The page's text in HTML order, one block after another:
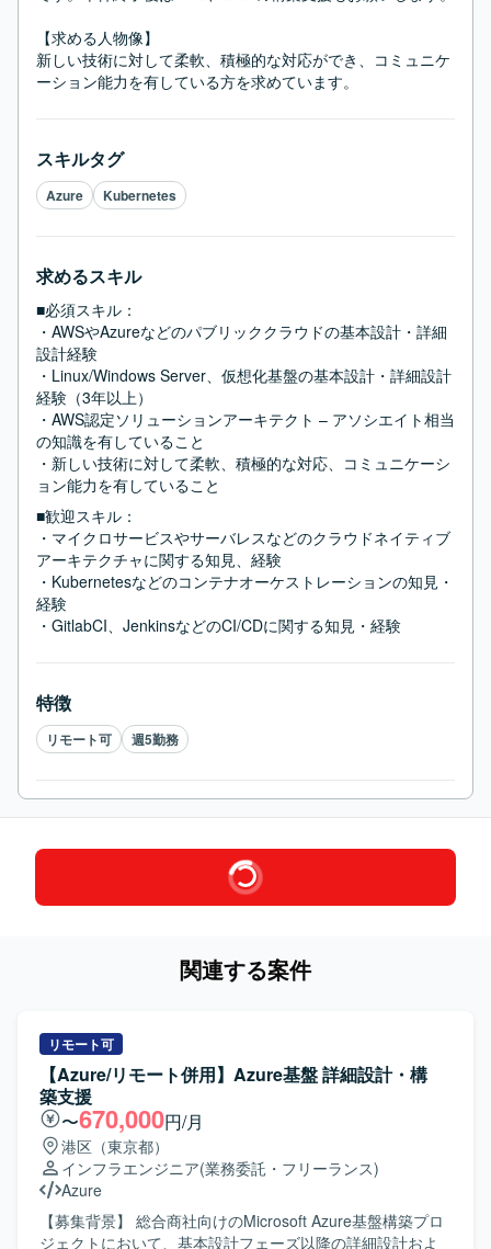
【求める人物像】
新しい技術に対して柔軟、積極的な対応ができ、コミュニケ
ーション能力を有している方を求めています。
スキルタグ
Azure Kubernetes
求めるスキル
■必須スキル：
・AWSやAzureなどのパブリッククラウドの基本設計・詳細
設計経験
・Linux/Windows Server、仮想化基盤の基本設計・詳細設計
経験（3年以上）
・AWS認定ソリューションアーキテクト – アソシエイト相当
の知識を有していること
・新しい技術に対して柔軟、積極的な対応、コミュニケーシ
ョン能力を有していること
■歓迎スキル：
・マイクロサービスやサーバレスなどのクラウドネイティブ
アーキテクチャに関する知見、経験
・Kubernetesなどのコンテナオーケストレーションの知見・
経験
・GitlabCI、JenkinsなどのCI/CDに関する知見・経験
特徴
リモート可 週5勤務
関連する案件
リモート可
【Azure/リモート併用】Azure基盤 詳細設計・構
築支援
〜670,000円/月
港区（東京都）
インフラエンジニア(業務委託・フリーランス)
Azure
【募集背景】 総合商社向けのMicrosoft Azure基盤構築プロ
ジェクトにおいて、基本設計フェーズ以降の詳細設計およ